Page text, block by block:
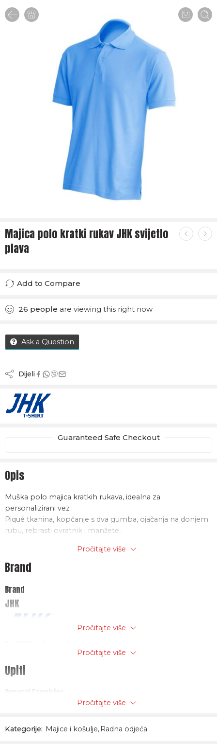
Majica polo kratki rukav JHK svijetlo
plava
Add to Compare
26 people are viewing this right now
Ask a Question
Dijeli
Guaranteed Safe Checkout
Opis
Muška polo majica kratkih rukava, idealna za
personalizirani vez
Piqué tkanina, kopčanje s dva gumba, ojačanja na donjem
rubu, rebrasti ovratnik i manžete,
Materijal: 100% predprani češljani pamuk , 210g/m2
Pročitajte više
Brand
Brand
JHK
Pročitajte više
Politika trgovinePročitajte više
Upiti
General Enquiries
There are no enquiries yet.Pročitajte više
Kategorije: Majice i košulje, Radna odjeća